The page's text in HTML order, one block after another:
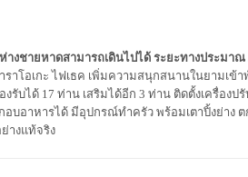
ห่างชายหาดสามารถเดินไปได้ ระยะทางประมาณ
ราโอเกะ ไฟเธค เพิ่มความสนุกสนานในยามเข้า
บได้ 17 ท่าน เสริมได้อีก 3 ท่าน ติดตั้งเครื่องป
อบอาหารได้ มีอุปกรณ์ทำครัว พร้อมเตาปิ้งย่าง ต
างแท้จริง